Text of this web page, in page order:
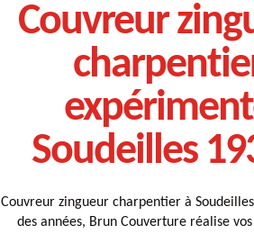
Couvreur
Soudeilles
Couvreur zingueur charpentier à
des années, Brun Couverture réalise